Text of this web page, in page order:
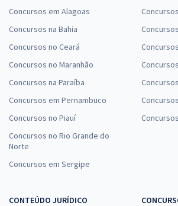
Concursos em Alagoas
Concursos na Bahia
Concursos no Ceará
Concursos no Maranhão
Concursos na Paraíba
Concursos em Pernambuco
Concursos no Piauí
Concursos no Rio Grande do
Norte
Concursos em Sergipe
CONTEÚDO JURÍDICO